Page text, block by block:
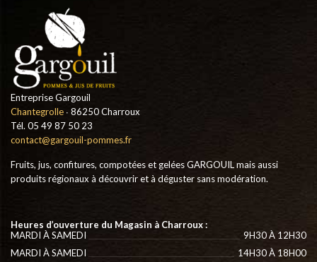
Entreprise Gargouil
Chantegrolle ∙ 86250 Charroux
Tél. 05 49 87 50 23
contact@gargouil-pommes.fr
Fruits, jus, confitures, compotées et gelées GARGOUIL mais aussi
produits régionaux à découvrir et à déguster sans modération.
Heures d’ouverture du Magasin à Charroux :
MARDI À SAMEDI
9H30 À 12H30
MARDI À SAMEDI
14H30 À 18H00